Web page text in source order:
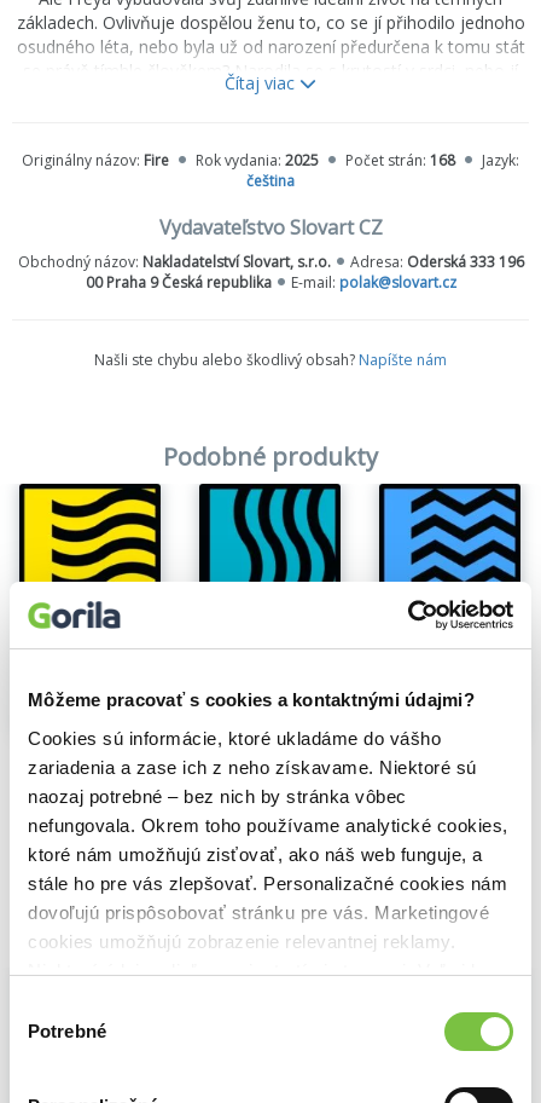
Môžeme pracovať s cookies a kontaktnými údajmi?
Cookies sú informácie, ktoré ukladáme do vášho
zariadenia a zase ich z neho získavame. Niektoré sú
naozaj potrebné – bez nich by stránka vôbec
nefungovala. Okrem toho používame analytické cookies,
ktoré nám umožňujú zisťovať, ako náš web funguje, a
stále ho pre vás zlepšovať. Personalizačné cookies nám
dovoľujú prispôsobovať stránku pre vás. Marketingové
cookies umožňujú zobrazenie relevantnej reklamy.
Niektoré údaje zdieľame aj s tretími stranami. Veľmi by
cookies.
súhlasu
Potrebné
základech. Ovlivňuje dospělou ženu to, co se jí přihodilo jednoho
osudného léta, nebo byla už od narození předurčena k tomu stát
se právě tímhle člověkem? Narodila se s krutostí v srdci, nebo jí
byla vnucena?
nitra lidské podstaty, aby se pokusil zodpovědět otázku starou,
jako lidstvo samo: utváří člověka dědičnost, nebo prostředí?
Čítaj viac
Originálny názov: Fire Rok vydania: 2025 Počet strán: 168
Jazyk:
čeština
Vydavateľstvo Slovart CZ
Obchodný názov: Nakladatelství Slovart, s.r.o. Adresa: Oderská 333 196
00 Praha 9 Česká republika
E-mail: polak@slovart.cz
Našli ste chybu alebo škodlivý obsah? Napíšte nám
Podobné produkty
Voda
10,39€
Oheň
John Boyne
10,39€
Zem
Vybrané pre teba